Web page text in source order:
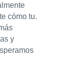
cómo tu.
y